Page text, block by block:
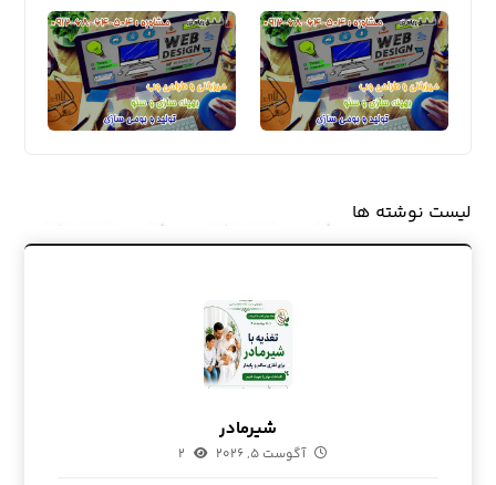
لیست نوشته ها
شیرمادر
آگوست ۵, ۲۰۲۶ ۲